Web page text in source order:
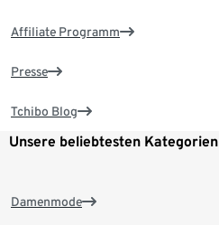
Affiliate Programm
Presse
Tchibo Blog
Unsere beliebtesten Kategorien
Damenmode